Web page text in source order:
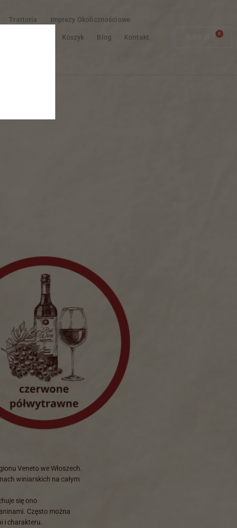
Trattoria Imprezy Okolicznościowe
Koszyk Blog Kontakt
Veneto we Włoszech.
winiarskich na całym
się ono
Często można
i charakteru.